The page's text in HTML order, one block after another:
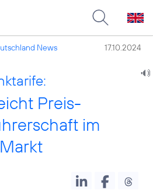
News 17.10.2024
Preis-
im